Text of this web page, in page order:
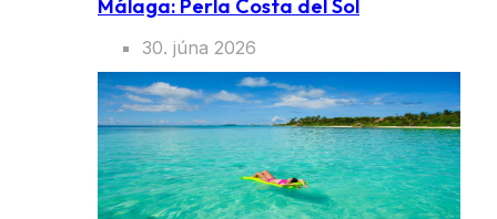
Málaga: Perla Costa del Sol
30. júna 2026